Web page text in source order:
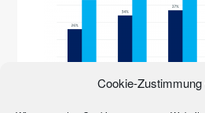
Cookie-
inzwischen auf dem Land. Sie